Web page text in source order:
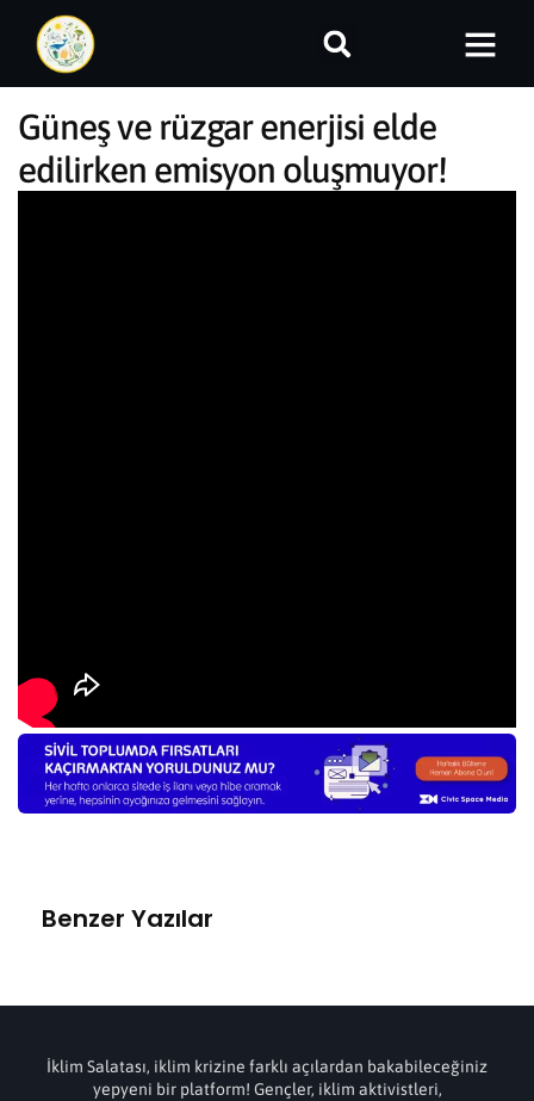
Güneş ve rüzgar enerjisi elde
edilirken emisyon oluşmuyor!
Benzer Yazılar
İklim Salatası, iklim krizine farklı açılardan bakabileceğiniz
yepyeni bir platform! Gençler, iklim aktivistleri,